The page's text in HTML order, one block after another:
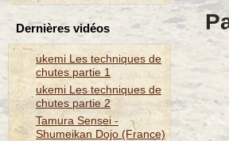
Dernières vidéos
ukemi Les techniques de
chutes partie 1
ukemi Les techniques de
chutes partie 2
Tamura Sensei -
Shumeikan Dojo (France)